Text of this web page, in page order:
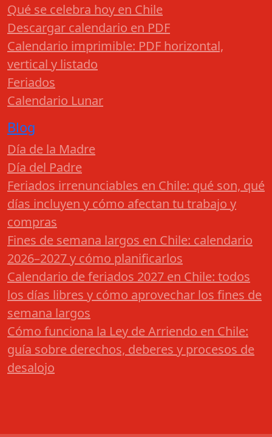
Qué se celebra hoy en Chile
Descargar calendario en PDF
Calendario imprimible: PDF horizontal,
vertical y listado
Feriados
Calendario Lunar
Blog
Día de la Madre
Día del Padre
Feriados irrenunciables en Chile: qué son, qué
días incluyen y cómo afectan tu trabajo y
compras
Fines de semana largos en Chile: calendario
2026–2027 y cómo planificarlos
Calendario de feriados 2027 en Chile: todos
los días libres y cómo aprovechar los fines de
semana largos
Cómo funciona la Ley de Arriendo en Chile:
guía sobre derechos, deberes y procesos de
desalojo